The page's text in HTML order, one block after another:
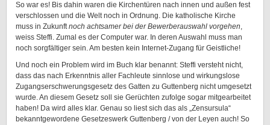
So war es! Bis dahin waren die Kirchentüren nach innen und außen fest
verschlossen und die Welt noch in Ordnung. Die katholische Kirche
muss in Zukunftnoch achtsamer bei der Bewerberauswahl vorgehen,
weiss Steffi. Zumal es der Computer war. In deren Auswahl muss man
noch sorgfältiger sein. Am besten kein Internet-Zugang für Geistliche!
Und noch ein Problem wird im Buch klar benannt: Steffi versteht nicht,
dass das nach Erkenntnis aller Fachleute sinnlose und wirkungslose
Zugangserschwerungsgesetz des Gatten zu Guttenberg nicht umgesetzt
wurde. An diesem Gesetz soll sie Gerüchten zufolge sogar mitgearbeitet
haben! Da wird alles klar. Genau so liest sich das als „Zensursula“
bekanntgewordene Gesetzeswerk Guttenberg / von der Leyen auch! So